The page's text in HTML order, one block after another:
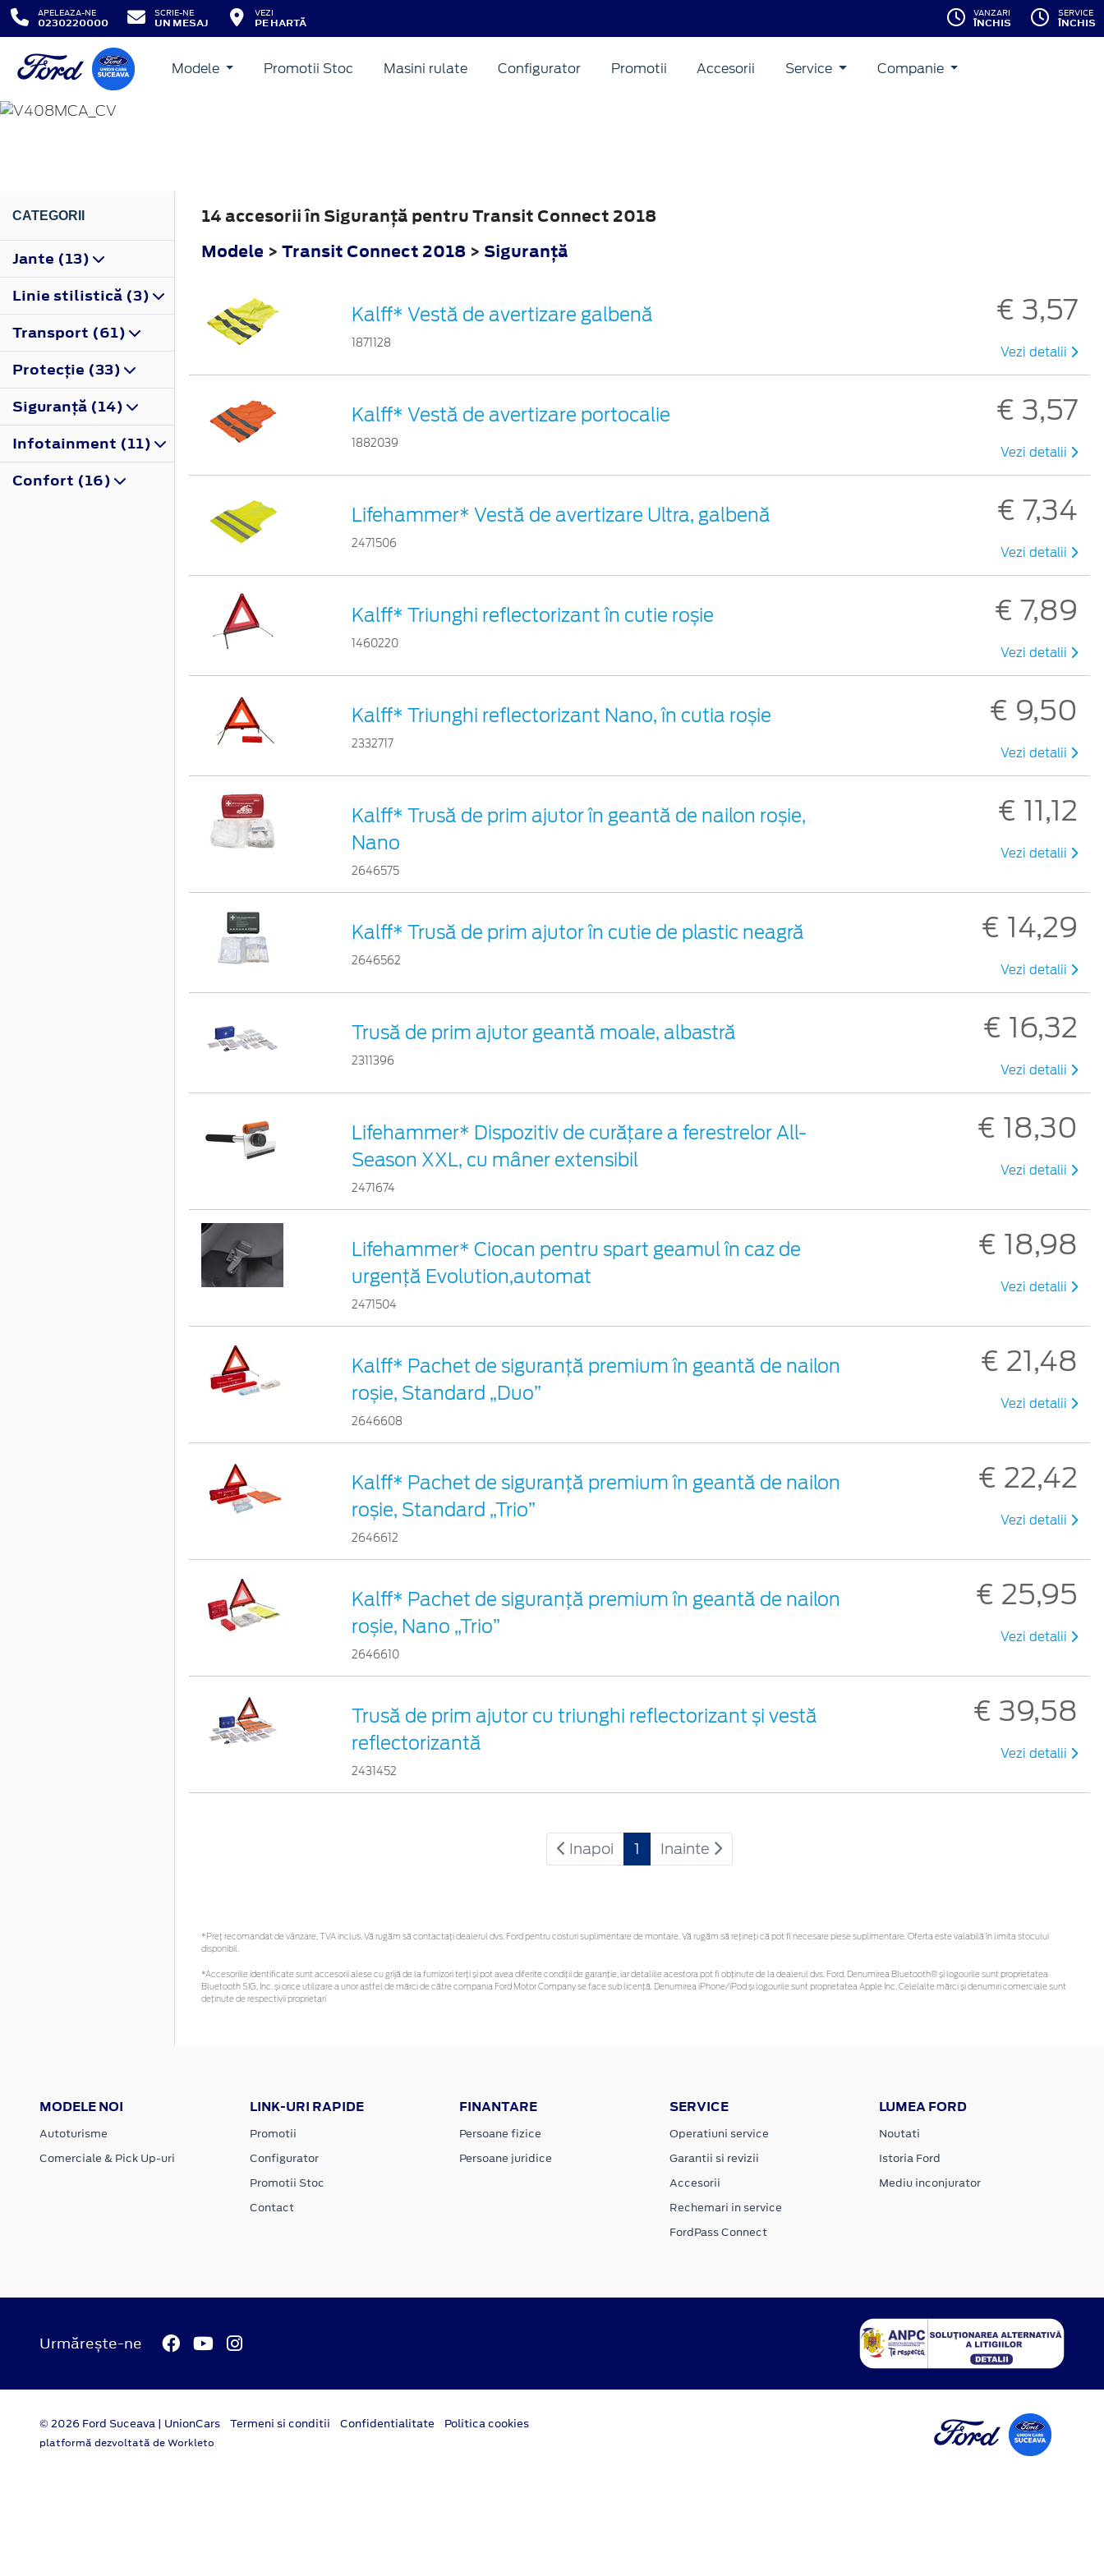
APELEAZA-NE
0230220000
SCRIE-NE
UN MESAJ
VEZI
PE HARTĂ
VANZARI
ÎNCHIS
SERVICE
ÎNCHIS
Modele Promotii Stoc Masini rulate Configurator Promotii Accesorii Service Companie
TRANSIT CONNECT
CATEGORII
Jante (13)
Linie stilistică (3)
Transport (61)
Protecţie (33)
Siguranţă (14)
Infotainment (11)
Confort (16)
14 accesorii în Siguranţă pentru Transit Connect 2018
Modele > Transit Connect 2018 > Siguranţă
Kalff* Vestă de avertizare galbenă
1871128
€ 3,57
Vezi detalii
Kalff* Vestă de avertizare portocalie
1882039
€ 3,57
Vezi detalii
Lifehammer* Vestă de avertizare Ultra, galbenă
2471506
€ 7,34
Vezi detalii
Kalff* Triunghi reflectorizant în cutie roșie
1460220
€ 7,89
Vezi detalii
Kalff* Triunghi reflectorizant Nano, în cutia roșie
2332717
€ 9,50
Vezi detalii
Kalff* Trusă de prim ajutor în geantă de nailon roșie,
Nano
2646575
€ 11,12
Vezi detalii
Kalff* Trusă de prim ajutor în cutie de plastic neagră
2646562
€ 14,29
Vezi detalii
Trusă de prim ajutor geantă moale, albastră
2311396
€ 16,32
Vezi detalii
Lifehammer* Dispozitiv de curățare a ferestrelor All-
Season XXL, cu mâner extensibil
2471674
€ 18,30
Vezi detalii
Lifehammer* Ciocan pentru spart geamul în caz de
urgenţă Evolution,automat
2471504
€ 18,98
Vezi detalii
Kalff* Pachet de siguranţă premium în geantă de nailon
roșie, Standard „Duo”
2646608
€ 21,48
Vezi detalii
Kalff* Pachet de siguranţă premium în geantă de nailon
roșie, Standard „Trio”
2646612
€ 22,42
Vezi detalii
Kalff* Pachet de siguranţă premium în geantă de nailon
roșie, Nano „Trio”
2646610
€ 25,95
Vezi detalii
Trusă de prim ajutor cu triunghi reflectorizant și vestă
reflectorizantă
2431452
€ 39,58
Vezi detalii
Inapoi 1 Inainte
*Preţ recomandat de vânzare, TVA inclus. Vă rugăm să contactaţi dealerul dvs. Ford pentru costuri suplimentare de montare. Vă rugăm să rețineți că pot fi necesare piese suplimentare. Oferta este valabilă în limita stocului
disponibil.
*Accesoriile identificate sunt accesorii alese cu grijă de la furnizori terți și pot avea diferite condiții de garanție, iar detaliile acestora pot fi obținute de la dealerul dvs. Ford. Denumirea Bluetooth® și logourile sunt proprietatea
Bluetooth SIG, Inc. și orice utilizare a unor astfel de mărci de către compania Ford Motor Company se face sub licență. Denumirea iPhone/iPod și logourile sunt proprietatea Apple Inc. Celelalte mărci și denumiri comerciale sunt
deținute de respectivii proprietari
MODELE NOI
Autoturisme
Comerciale & Pick Up-uri
LINK-URI RAPIDE
Promotii
Configurator
Promotii Stoc
Contact
FINANTARE
Persoane fizice
Persoane juridice
SERVICE
Operatiuni service
Garantii si revizii
Accesorii
Rechemari in service
FordPass Connect
LUMEA FORD
Noutati
Istoria Ford
Mediu inconjurator
Urmărește-ne
© 2026 Ford Suceava | UnionCars Termeni si conditii Confidentialitate Politica cookies
platformă dezvoltată de Workleto